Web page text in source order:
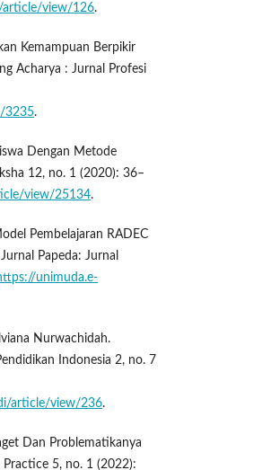
article/view/126.
Kemampuan Berpikir
Acharya : Jurnal Profesi
3235.
Dengan Metode
12, no. 1 (2020): 36–
view/25134.
Pembelajaran RADEC
Papeda: Jurnal
unimuda.e-
Nurwachidah.
Indonesia 2, no. 7
article/view/236.
Dan Problematikanya
Practice 5, no. 1 (2022):